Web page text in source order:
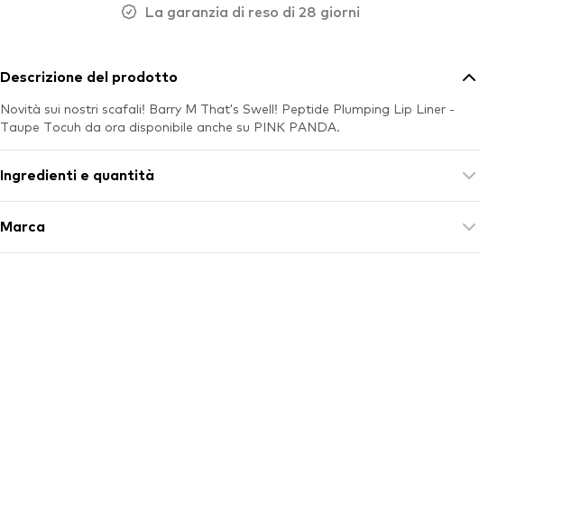
La garanzia di reso di 28 giorni
Descrizione del prodotto
Novità sui nostri scafali! Barry M That's Swell! Peptide Plumping Lip Liner -
Taupe Tocuh da ora disponibile anche su PINK PANDA.
Ingredienti e quantità
Marca